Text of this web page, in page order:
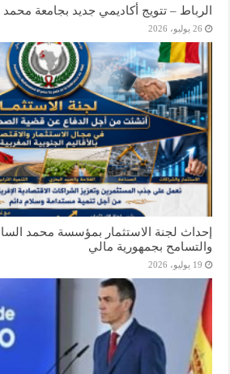
الرباط – تتويج أكاديمي جديد بجامعة
26 يوليو، 2026
إحداث لجنة الاستثمار بمؤسسة محمد
والتسامح بجمهورية مالي
19 يوليو، 2026